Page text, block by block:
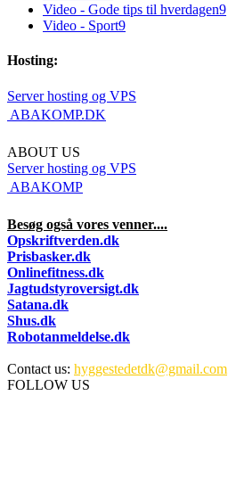
Video - Gode tips til hverdagen9
Video - Sport9
Hosting:
Server hosting og VPS
 ABAKOMP.DK
ABOUT US
Server hosting og VPS
 ABAKOMP
Besøg også vores venner....
Opskriftverden.dk
Prisbasker.dk
Onlinefitness.dk
Jagtudstyroversigt.dk
Satana.dk
Shus.dk
Robotanmeldelse.dk
Contact us: hyggestedetdk@gmail.com
FOLLOW US